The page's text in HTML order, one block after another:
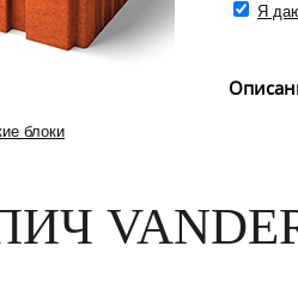
блоки
Я